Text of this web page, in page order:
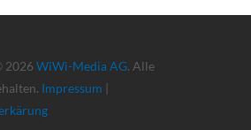
2026 WiWi-Media AG. Alle
Impressum |